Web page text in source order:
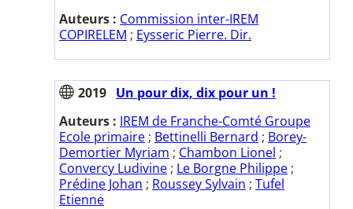
Auteurs : Commission inter-IREM
COPIRELEM ; Eysseric Pierre. Dir.
2019 Un pour dix, dix pour un !
Auteurs : IREM de Franche-Comté Groupe
Ecole primaire ; Bettinelli Bernard ; Borey-
Demortier Myriam ; Chambon Lionel ;
Convercy Ludivine ; Le Borgne Philippe ;
Prédine Johan ; Roussey Sylvain ; Tufel
Etienne